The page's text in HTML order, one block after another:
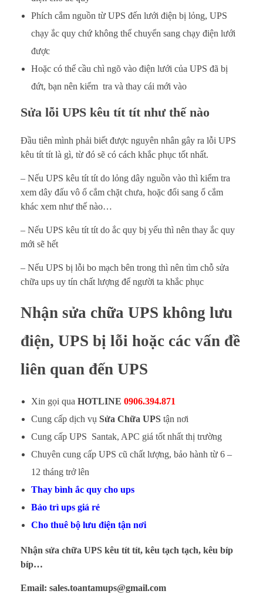
Phích cắm nguồn từ UPS đến lưới điện bị lỏng, UPS
chạy ắc quy chứ không thể chuyển sang chạy điện lưới
được
Hoặc có thể cầu chì ngõ vào điện lưới của UPS đã bị
đứt, bạn nên kiểm tra và thay cái mới vào
Sửa lỗi UPS kêu tít tít như thế nào
Đầu tiên mình phải biết được nguyên nhân gây ra lỗi UPS
kêu tít tít là gì, từ đó sẽ có cách khắc phục tốt nhất.
– Nếu UPS kêu tít tít do lỏng dây nguồn vào thì kiểm tra
xem dây đấu vô ổ cắm chặt chưa, hoặc đổi sang ổ cắm
khác xem như thế nào…
– Nếu UPS kêu tít tít do ắc quy bị yếu thì nên thay ắc quy
mới sẽ hết
– Nếu UPS bị lỗi bo mạch bên trong thì nên tìm chỗ sửa
chữa ups uy tín chất lượng để người ta khắc phục
Nhận sửa chữa UPS không lưu
điện, UPS bị lỗi hoặc các vấn đề
liên quan đến UPS
Xin gọi qua HOTLINE 0906.394.871
Cung cấp dịch vụ Sửa Chữa UPStận nơi
Cung cấp UPS Santak, APC giá tốt nhất thị trường
Chuyên cung cấp UPS cũ chất lượng, bảo hành từ 6 –
12 tháng trở lên
Thay bình ắc quy cho ups
Bảo trì ups giá rẻ
Cho thuê bộ lưu điện tận nơi
Nhận sửa chữa UPS kêu tít tít, kêu tạch tạch, kêu bíp
bíp…
Email: sales.toantamups@gmail.com